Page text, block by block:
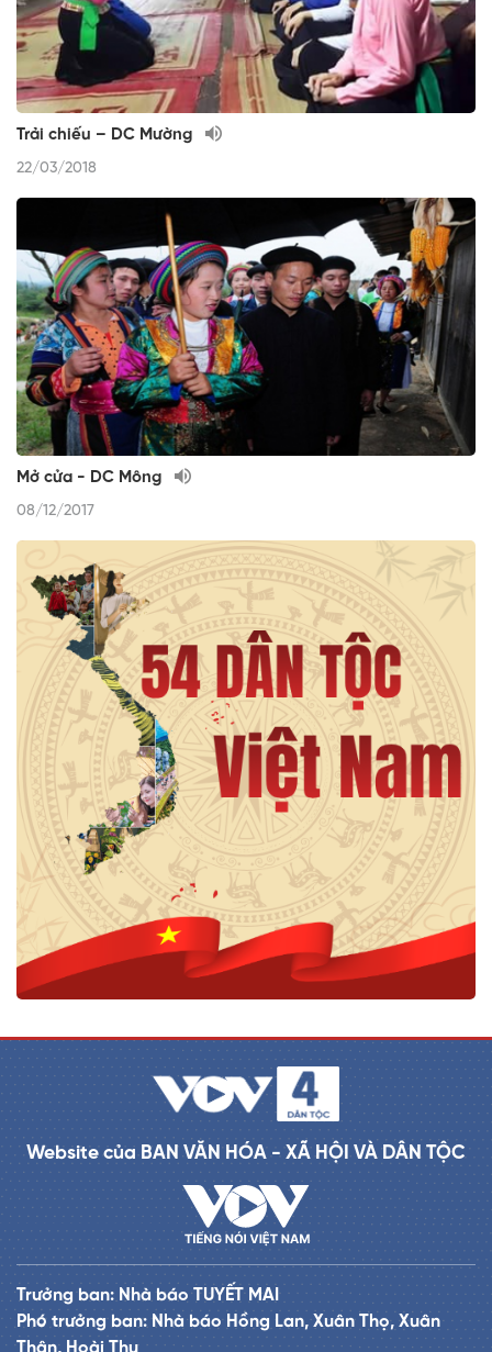
Trải chiếu – DC Mường
22/03/2018
Mở cửa - DC Mông
08/12/2017
Website của BAN VĂN HÓA - XÃ HỘI VÀ DÂN TỘC
Trưởng ban: Nhà báo TUYẾT MAI
Phó trưởng ban: Nhà báo Hồng Lan, Xuân Thọ, Xuân
Thân, Hoài Thu